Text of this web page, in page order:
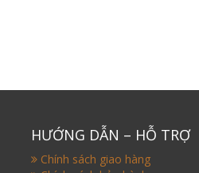
HƯỚNG DẪN – HỖ TRỢ
Chính sách giao hàng